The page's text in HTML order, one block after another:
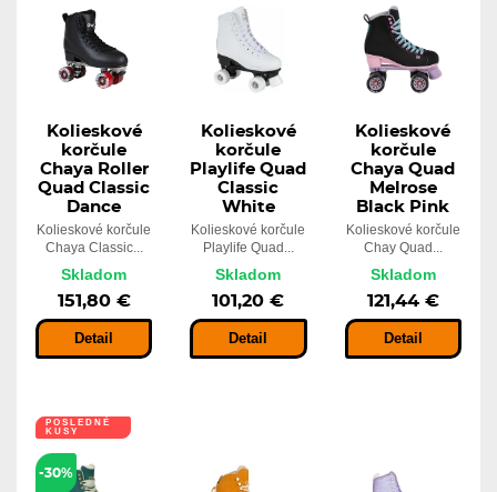
Kolieskové
korčule
Chaya Roller
Quad Classic
Dance
Kolieskové korčule
Chaya Classic...
Skladom
151,80 €
Detail
Kolieskové
korčule
Playlife Quad
Classic
White
Kolieskové korčule
Playlife Quad...
Skladom
101,20 €
Detail
Kolieskové
korčule
Chaya Quad
Melrose
Black Pink
Kolieskové korčule
Chay Quad...
Skladom
121,44 €
Detail
POSLEDNÉ
KUSY
-30%